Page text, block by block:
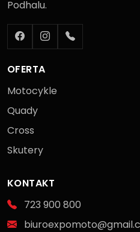
Podhalu.
OFERTA
Motocykle
Quady
Cross
Skutery
KONTAKT
723 900 800